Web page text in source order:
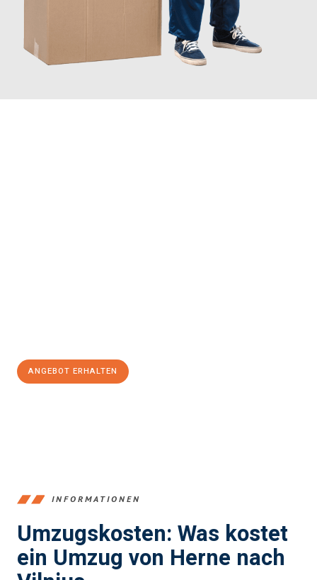
ANGEBOT ERHALTEN
INFORMATIONEN
Umzugskosten: Was kostet
ein Umzug von Herne nach